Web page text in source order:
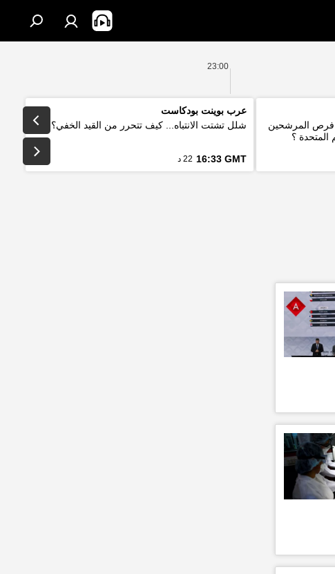
23:00
فرص المرشحين
المتحدة ؟
عرب بوينت بودكاست
شلل تشتت الانتباه... كيف تتحرر من القيد الخفي؟
16:33 GMT 22 د